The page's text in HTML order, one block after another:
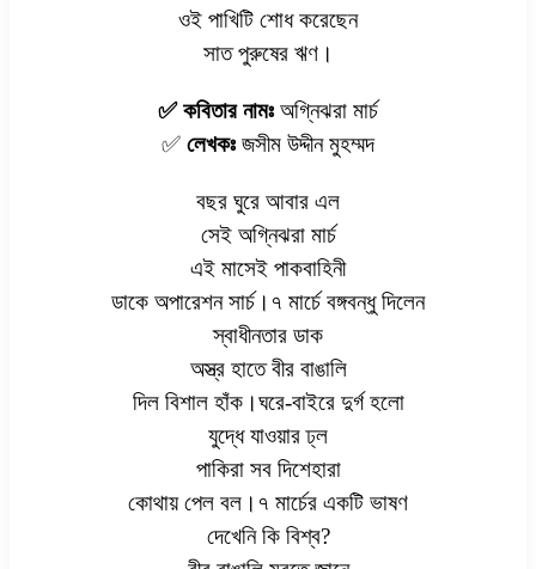
ওই পাখিটি শোধ করেছেন
সাত পুরুষের ঋণ।
✅ কবিতার নামঃ অগ্নিঝরা মার্চ
✅ লেখকঃ জসীম উদ্দীন মুহম্মদ
বছর ঘুরে আবার এল
সেই অগ্নিঝরা মার্চ
এই মাসেই পাকবাহিনী
ডাকে অপারেশন সার্চ।৭ মার্চে বঙ্গবন্ধু দিলেন
স্বাধীনতার ডাক
অস্ত্র হাতে বীর বাঙালি
দিল বিশাল হাঁক।ঘরে-বাইরে দুর্গ হলো
যুদ্ধে যাওয়ার ঢ্ল
পাকিরা সব দিশেহারা
কোথায় পেল বল।৭ মার্চের একটি ভাষণ
দেখেনি কি বিশ্ব?